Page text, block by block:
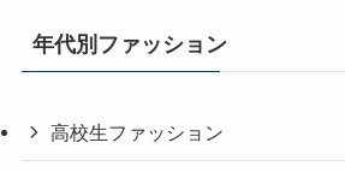
年代別ファッション
高校生ファッション